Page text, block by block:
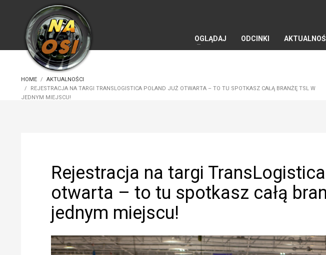
OGLĄDAJ ODCINKI
HOME
AKTUALNOŚCI
REJESTRACJA NA TARGI TRANSLOGISTICA POLAND JUŻ OTWARTA – TO TU SPOTKASZ CAŁĄ BRANŻĘ TSL W
JEDNYM MIEJSCU!
Rejestracja na targi
otwarta – to tu spotkasz całą
jednym miejscu!